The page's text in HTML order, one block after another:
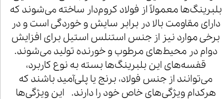
بلبرینگ‌ها معمولاً از فولاد کروم‌دار ساخته می‌شوند که
دارای مقاومت بالا در برابر سایش و خوردگی است و در
برخی موارد نیز از جنس استنلس استیل برای افزایش
دوام در محیط‌های مرطوب و خورنده تولید می‌شوند.
قفسه‌های این بلبرینگ‌ها بسته به نوع کاربرد،
می‌توانند از جنس فولاد، برنج یا پلی‌آمید باشند که
هرکدام ویژگی‌های خاص خود را دارند. این ویژگی‌ها